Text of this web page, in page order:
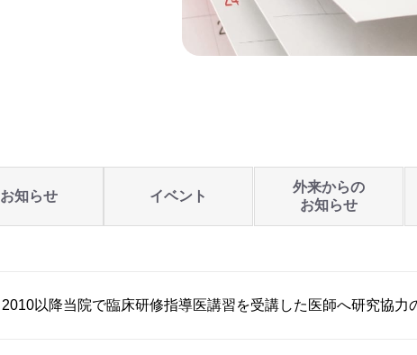
お知らせ イベント
外来からの
お知らせ
2010以降当院で臨床研修指導医講習を受講した医師へ研究協力